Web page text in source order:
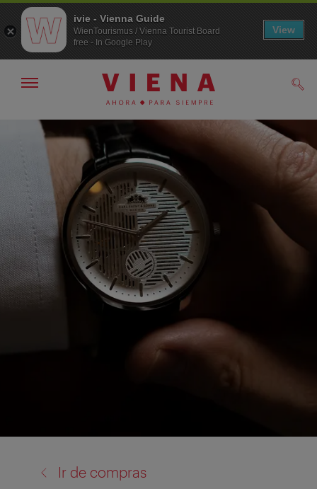
contenido
Mostrar/ocultar
Ir de compras
ivie - Vienna Guide
WienTourismus / Vienna Tourist Board
free - In Google Play
View